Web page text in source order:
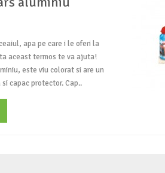
apa pe care i le oferi la
aceast termos te va ajuta!
este viu colorat si are un
capac protector. Cap..